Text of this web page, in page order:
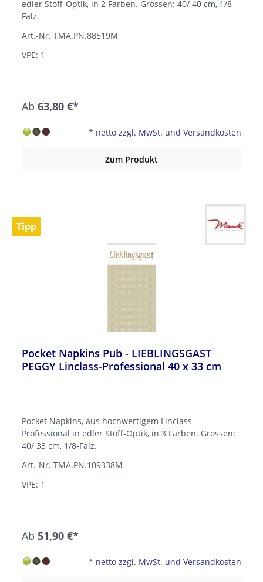
edler Stoff-Optik, in 2 Farben. Grössen: 40/ 40 cm, 1/8-
Falz.
Art.-Nr. TMA.PN.88519M
VPE: 1
Ab 63,80 €*
* netto zzgl. MwSt. und Versandkosten
Zum Produkt
Tipp
Pocket Napkins Pub - LIEBLINGSGAST
PEGGY Linclass-Professional 40 x 33 cm
Pocket Napkins, aus hochwertigem Linclass-
Professional in edler Stoff-Optik, in 3 Farben. Grössen:
40/ 33 cm, 1/8-Falz.
Art.-Nr. TMA.PN.109338M
VPE: 1
Ab 51,90 €*
* netto zzgl. MwSt. und Versandkosten